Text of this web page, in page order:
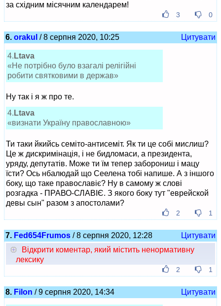
за східним місячним календарем!
3 0
6. orakul / 8 серпня 2020, 10:25 Цитувати
4. Ltava
«Не потрібно було взагалі релігійні
робити святковими в держав»
Ну так і я ж про те.
4. Ltava
«визнати Україну православною»
Ти таки йкийсь семіто-антисеміт. Як ти це собі мислиш?
Це ж дискримінація, і не бидломаси, а президента,
уряду, депутатів. Може ти їм тепер заборониш і мацу
їсти? Ось нбалюдай що Сеелена тобі напише. А з іншого
боку, що таке православіє? Ну в самому ж слові
розгадка - ПРАВО-СЛАВІЄ. З якого боку тут "еврейской
девы сын" разом з апостолами?
2 1
7. Fed654Frumos / 8 серпня 2020, 12:28
Цитувати
Відкрити коментар, який містить ненормативну
лексику
2 1
8. Filon / 9 серпня 2020, 14:34 Цитувати